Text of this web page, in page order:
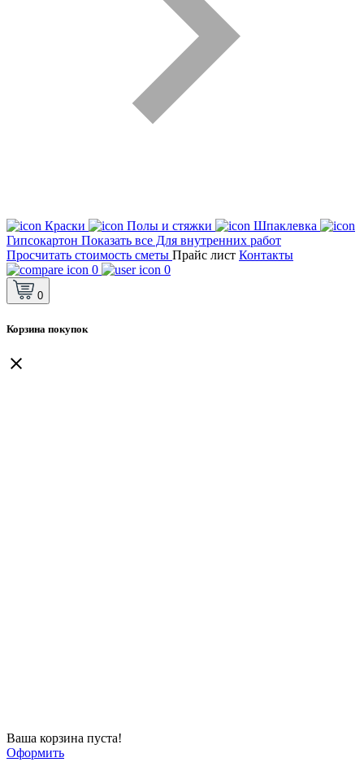
Краски Полы и стяжки
Шпаклевка
Гипсокартон Показать все Для внутренних работ
Просчитать стоимость сметы Прайс лист Контакты
0
0
0
Корзина покупок
Ваша корзина пуста!
Оформить